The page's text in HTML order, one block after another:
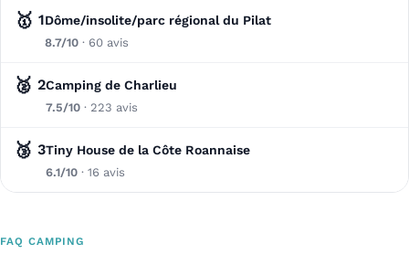
🥇 1Dôme/insolite/parc régional du Pilat
8.7/10 · 60 avis
🥈 2Camping de Charlieu
7.5/10 · 223 avis
🥉 3Tiny House de la Côte Roannaise
6.1/10 · 16 avis
FAQ CAMPING